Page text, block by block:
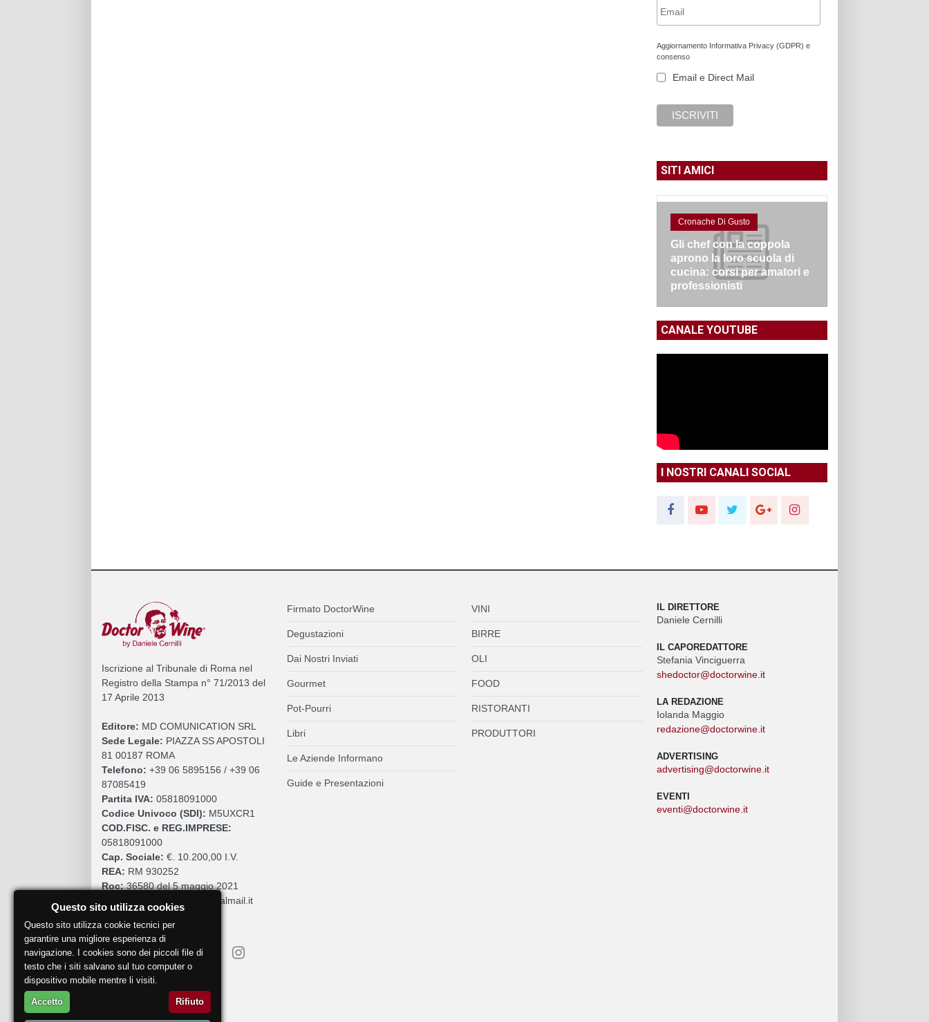
Aggiornamento Informativa Privacy (GDPR) e
consenso
Email e Direct Mail
SITI AMICI
Cronache Di Gusto
Gli chef con la coppola
aprono la loro scuola di
cucina: corsi per amatori e
professionisti
CANALE YOUTUBE
I NOSTRI CANALI SOCIAL
Iscrizione al Tribunale di Roma nel
Registro della Stampa n° 71/2013 del
17 Aprile 2013
Editore: MD COMUNICATION SRL
Sede Legale: PIAZZA SS APOSTOLI
81 00187 ROMA
Telefono: +39 06 5895156 / +39 06
87085419
Partita IVA: 05818091000
Codice Univoco (SDI): M5UXCR1
COD.FISC. e REG.IMPRESE:
05818091000
Cap. Sociale: €. 10.200,00 I.V.
REA: RM 930252
Roc:36580 del 5 maggio 2021
mdcomunication@legalmail.it
Segnala un problema
Firmato DoctorWine
Degustazioni
Dai Nostri Inviati
Gourmet
Pot-Pourri
Libri
Le Aziende Informano
Guide e Presentazioni
VINI
BIRRE
OLI
FOOD
RISTORANTI
PRODUTTORI
IL DIRETTORE
Daniele Cernilli
IL CAPOREDATTORE
Stefania Vinciguerra
shedoctor@doctorwine.it
LA REDAZIONE
Iolanda Maggio
redazione@doctorwine.it
ADVERTISING
advertising@doctorwine.it
EVENTI
eventi@doctorwine.it
Questo sito utilizza cookies
Questo sito utilizza cookie tecnici per
garantire una migliore esperienza di
navigazione. I cookies sono dei piccoli file di
testo che i siti salvano sul tuo computer o
dispositivo mobile mentre li visiti.
Accetto Rifiuto